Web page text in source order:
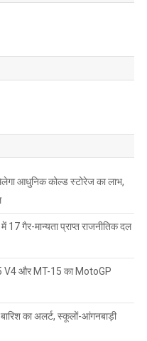
आधुनिक कोल्ड स्टोरेज का लाभ,
17 गैर-मान्यता प्राप्त राजनीतिक दल
V4 और MT-15 का MotoGP
का अलर्ट, स्कूलों-आंगनबाड़ी